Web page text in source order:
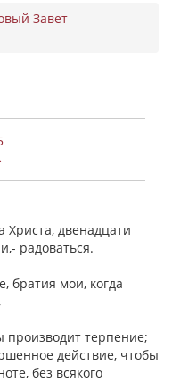
Завет
Христа, двенадцати
радоваться.
братия мои, когда
терпение;
действие, чтобы
без всякого